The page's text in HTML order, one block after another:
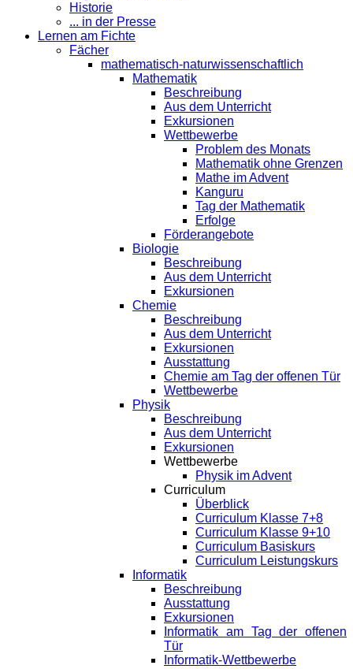
Historie
... in der Presse
Lernen am Fichte
Fächer
mathematisch-naturwissenschaftlich
Mathematik
Beschreibung
Aus dem Unterricht
Exkursionen
Wettbewerbe
Problem des Monats
Mathematik ohne Grenzen
Mathe im Advent
Kanguru
Tag der Mathematik
Erfolge
Förderangebote
Biologie
Beschreibung
Aus dem Unterricht
Exkursionen
Chemie
Beschreibung
Aus dem Unterricht
Exkursionen
Ausstattung
Chemie am Tag der offenen Tür
Wettbewerbe
Physik
Beschreibung
Aus dem Unterricht
Exkursionen
Wettbewerbe
Physik im Advent
Curriculum
Überblick
Curriculum Klasse 7+8
Curriculum Klasse 9+10
Curriculum Basiskurs
Curriculum Leistungskurs
Informatik
Beschreibung
Ausstattung
Exkursionen
Informatik am Tag der offenen
Tür
Informatik-Wettbewerbe